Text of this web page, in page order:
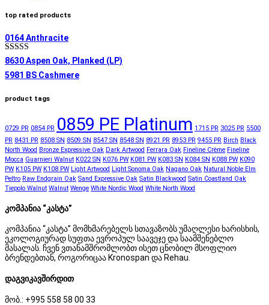
top rated products
0164 Anthracite
შეფასება
5.00 , 5-დან
8630 Aspen Oak, Planked (LP)
5981 BS Cashmere
product tags
0729 PR 0854 PR 0859 PE Platinum 1715 PR 3025 PR 5500
PR 8431 PR 8508 SN 8509 SN 8547 SN 8548 SN 8921 PR 8953 PR 9455 PR Birch Black
North Wood Bronze Expressive Oak Dark Artwood Ferrara Oak Fineline Crème Fineline
Mocca Guarnieri Walnut K022 SN K076 PW K081 PW K083 SN K084 SN K088 PW K090
PW K105 PW K108 PW Light Artwood Light Sonoma Oak Nagano Oak Natural Noble Elm
Peltro Raw Endgrain Oak Sand Expressive Oak Satin Blackwood Satin Coastland Oak
Tiepolo Walnut Walnut Wenge White Nordic Wood White North Wood
კომპანია “კასტა”
კომპანია “კასტა” მომხმარებელს სთავაზობს უმაღლესი ხარისხის,
ეკოლოგიურად სუფთა ევროპულ საავეჯე და საამშენებლო
მასალას. ჩვენ ვთანამშრომლობთ ისეთ ცნობილ მსოფლიო
ბრენდებთან, როგორიცაა Kronospan და Rehau.
დაგვიკავშირდით
მობ.: +995 558 58 00 33